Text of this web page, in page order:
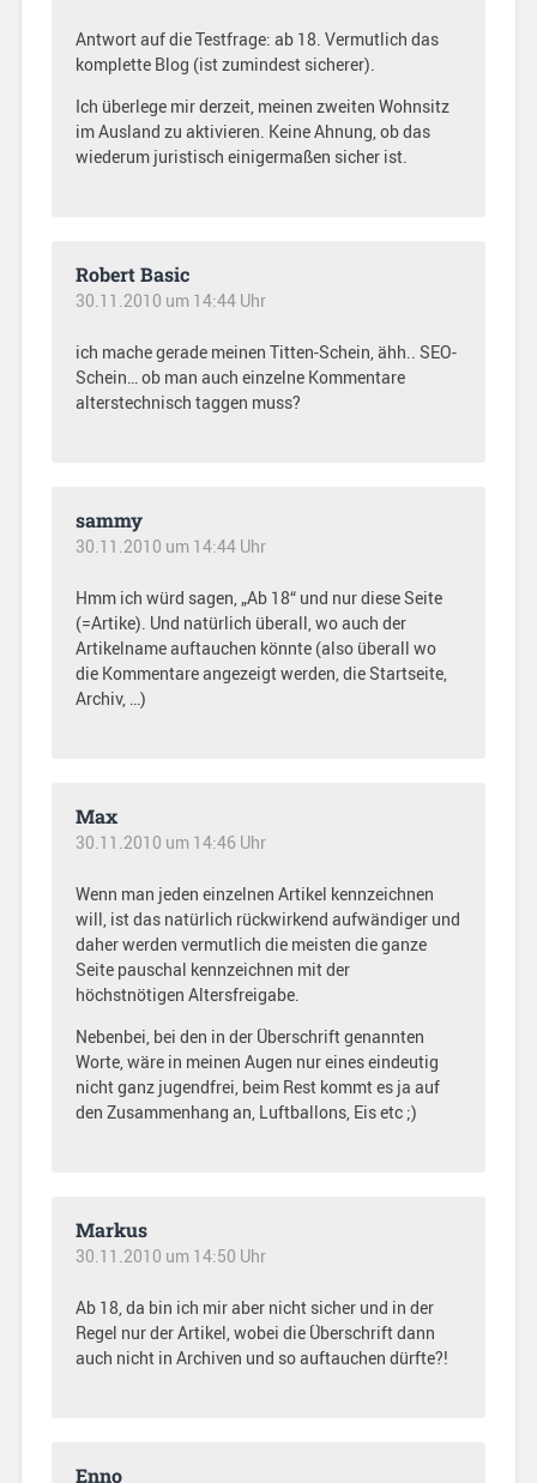
Antwort auf die Testfrage: ab 18. Vermutlich das
komplette Blog (ist zumindest sicherer).
Ich überlege mir derzeit, meinen zweiten Wohnsitz
im Ausland zu aktivieren. Keine Ahnung, ob das
wiederum juristisch einigermaßen sicher ist.
Robert Basic
30.11.2010 um 14:44 Uhr
ich mache gerade meinen Titten-Schein, ähh.. SEO-
Schein… ob man auch einzelne Kommentare
alterstechnisch taggen muss?
sammy
30.11.2010 um 14:44 Uhr
Hmm ich würd sagen, „Ab 18“ und nur diese Seite
(=Artike). Und natürlich überall, wo auch der
Artikelname auftauchen könnte (also überall wo
die Kommentare angezeigt werden, die Startseite,
Archiv, …)
Max
30.11.2010 um 14:46 Uhr
Wenn man jeden einzelnen Artikel kennzeichnen
will, ist das natürlich rückwirkend aufwändiger und
daher werden vermutlich die meisten die ganze
Seite pauschal kennzeichnen mit der
höchstnötigen Altersfreigabe.
Nebenbei, bei den in der Überschrift genannten
Worte, wäre in meinen Augen nur eines eindeutig
nicht ganz jugendfrei, beim Rest kommt es ja auf
den Zusammenhang an, Luftballons, Eis etc ;)
Markus
30.11.2010 um 14:50 Uhr
Ab 18, da bin ich mir aber nicht sicher und in der
Regel nur der Artikel, wobei die Überschrift dann
auch nicht in Archiven und so auftauchen dürfte?!
Enno